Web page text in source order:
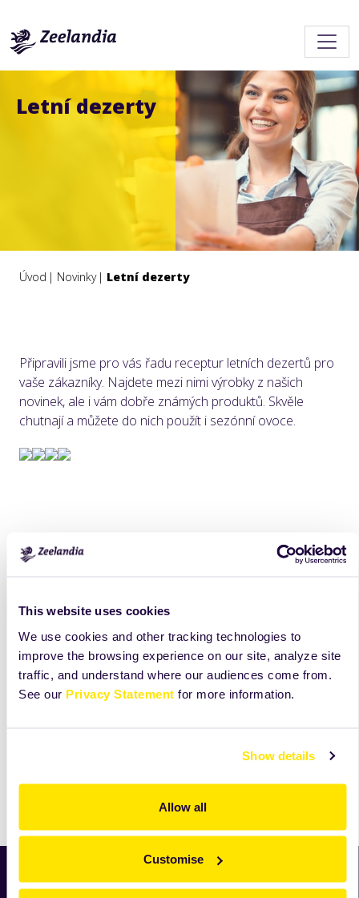
This website uses cookies
We use cookies and other tracking technologies to
improve the browsing experience on our site, analyze site
traffic, and understand where our audiences come from.
See our Privacy Statement for more information.
Show details
Allow all
Customise
Letní dezerty
Úvod Novinky Letní dezerty
Připravili jsme pro vás řadu receptur letních dezertů pro
vaše zákazníky. Najdete mezi nimi výrobky z našich
novinek, ale i vám dobře známých produktů. Skvěle
chutnají a můžete do nich použít i sezónní ovoce.
Home